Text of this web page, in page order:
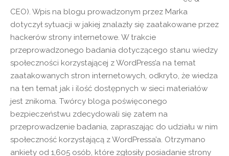
CEO). Wpis na blogu prowadzonym przez Marka
dotyczył sytuacji w jakiej znalazły się zaatakowane przez
hackerów strony internetowe. W trakcie
przeprowadzonego badania dotyczącego stanu wiedzy
społeczności korzystającej z WordPress’a na temat
zaatakowanych stron internetowych, odkryto, że wiedza
na ten temat jak i ilość dostępnych w sieci materiałów
jest znikoma. Twórcy bloga poświęconego
bezpieczeństwu zdecydowali się zatem na
przeprowadzenie badania, zapraszając do udziału w nim
społeczność korzystającą z WordPressa’a. Otrzymano
ankiety od 1,605 osób, które zgłosiły posiadanie strony